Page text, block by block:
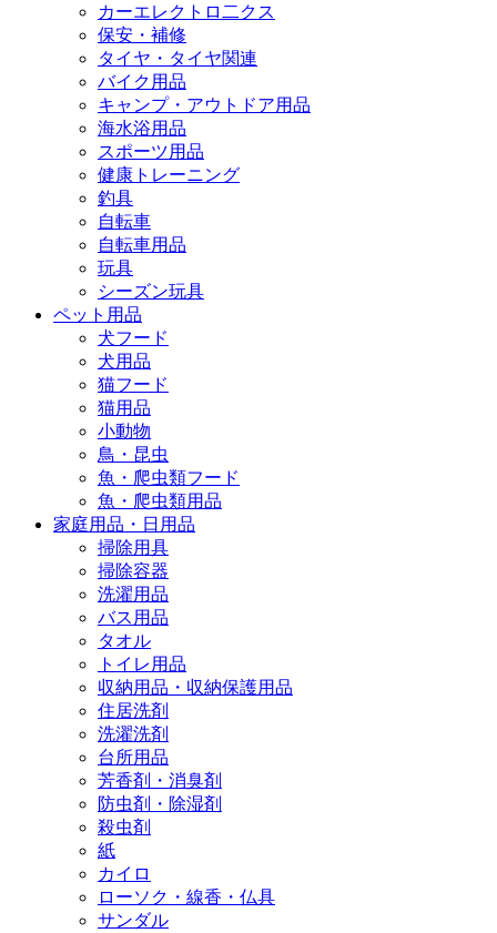
カーエレクトロ二クス
保安・補修
タイヤ・タイヤ関連
バイク用品
キャンプ・アウトドア用品
海水浴用品
スポーツ用品
健康トレーニング
釣具
自転車
自転車用品
玩具
シーズン玩具
ペット用品
犬フード
犬用品
猫フード
猫用品
小動物
鳥・昆虫
魚・爬虫類フード
魚・爬虫類用品
家庭用品・日用品
掃除用具
掃除容器
洗濯用品
バス用品
タオル
トイレ用品
収納用品・収納保護用品
住居洗剤
洗濯洗剤
台所用品
芳香剤・消臭剤
防虫剤・除湿剤
殺虫剤
紙
カイロ
ローソク・線香・仏具
サンダル